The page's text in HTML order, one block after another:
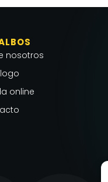
nosotros
online